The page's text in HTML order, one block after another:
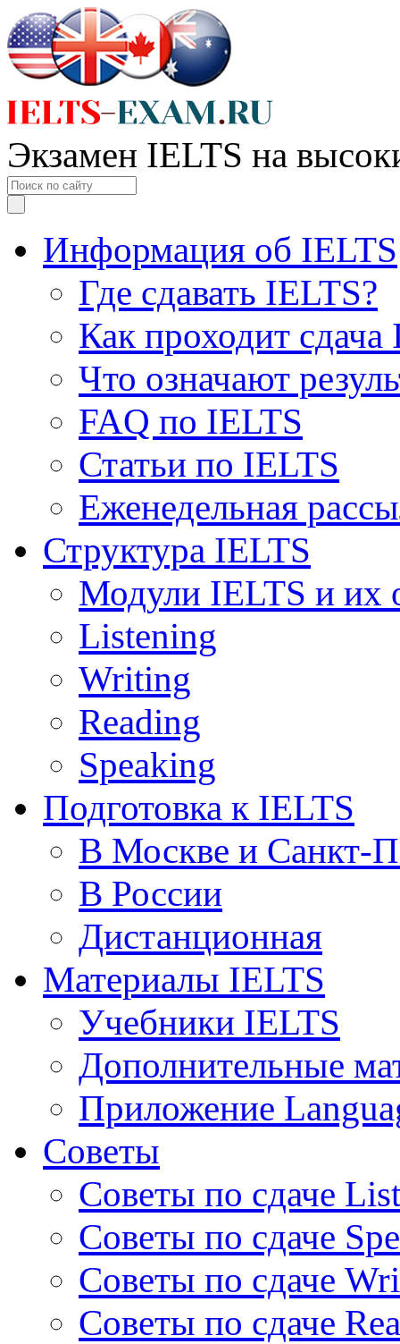
Экзамен IELTS на
Информация об IELTS
Где сдавать IELTS?
Как проходит сдача
Что означают
FAQ по IELTS
Статьи по IELTS
Еженедельная
Структура IELTS
Модули IELTS и их
Listening
Writing
Reading
Speaking
Подготовка к IELTS
В Москве и Санкт-
В России
Дистанционная
Материалы IELTS
Учебники IELTS
Дополнительные
Приложение
Советы
Советы по сдаче
Советы по сдаче
Советы по сдаче
Советы по сдаче